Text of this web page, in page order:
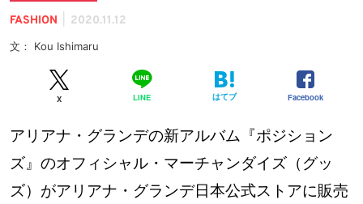
FASHION 2020.11.12
文： Kou Ishimaru
X LINE はてブ Facebook
アリアナ・グランデの新アルバム『ポジション
ズ』のオフィシャル・マーチャンダイズ（グッ
ズ）がアリアナ・グランデ日本公式ストアに販売